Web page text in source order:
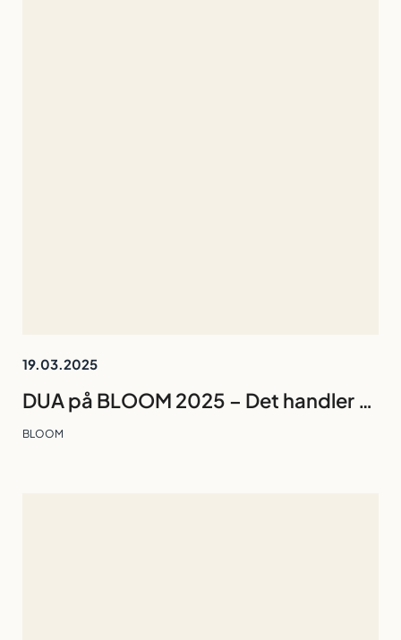
19.03.2025
DUA på BLOOM 2025 – Det handler om blod
BLOOM